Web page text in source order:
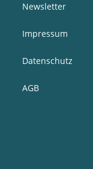
Newsletter
Impressum
Datenschutz
AGB